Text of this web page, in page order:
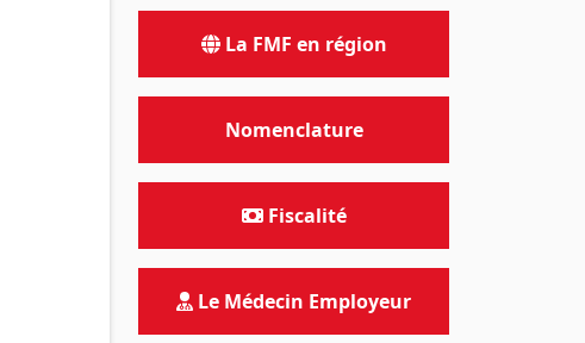
La FMF en région
Nomenclature
Fiscalité
Le Médecin Employeur